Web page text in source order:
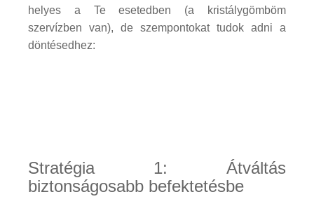
helyes a Te esetedben (a kristálygömböm
szervízben van), de szempontokat tudok adni a
döntésedhez:
Stratégia 1: Átváltás
biztonságosabb befektetésbe